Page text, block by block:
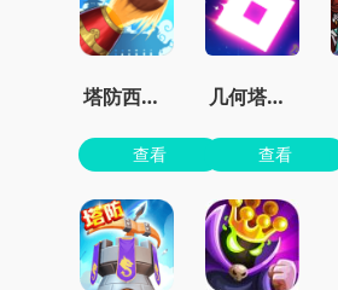
塔防西游记
查看
几何塔防内置菜单版
查看